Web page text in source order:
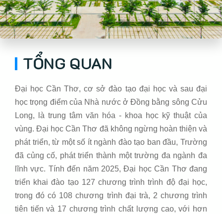
TỔNG QUAN
Đại học Cần Thơ, cơ sở đào tạo đại học và sau đại
học trọng điểm của Nhà nước ở Đồng bằng sông Cửu
Long, là trung tâm văn hóa - khoa học kỹ thuật của
vùng. Đại học Cần Thơ đã không ngừng hoàn thiện và
phát triển, từ một số ít ngành đào tạo ban đầu, Trường
đã củng cố, phát triển thành một trường đa ngành đa
lĩnh vực. Tính đến năm 2025, Đại học Cần Thơ đang
triển khai đào tạo 127 chương trình trình độ đại học,
trong đó có 108 chương trình đại trà, 2 chương trình
tiên tiến và 17 chương trình chất lượng cao, với hơn